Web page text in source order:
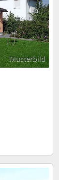
Musterbild